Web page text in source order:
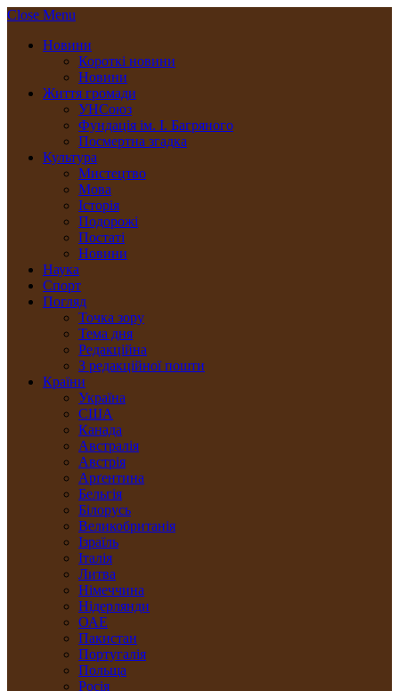
Close Menu
Новини
Короткі новини
Новини
Життя громади
УНСоюз
Фундація ім. І. Багряного
Посмертна згадка
Культура
Мистецтво
Мова
Історія
Подорожі
Постаті
Новини
Наука
Спорт
Погляд
Точка зору
Тема дня
Редакційна
З редакційної пошти
Країни
Україна
США
Канада
Австралія
Австрія
Арґентина
Бельгія
Білорусь
Великобританія
Ізраїль
Італія
Литва
Німеччина
Нідерлянди
ОАЕ
Пакистан
Португалія
Польща
Росія